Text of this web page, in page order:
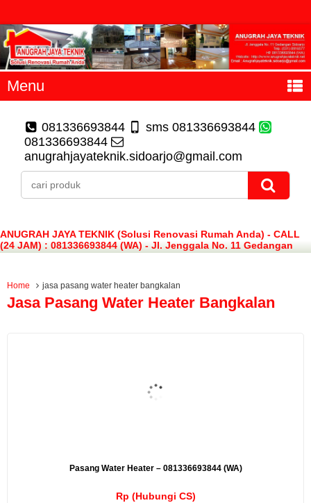
Menu
081336693844
sms 081336693844
081336693844
anugrahjayateknik.sidoarjo@gmail.com
ANUGRAH JAYA TEKNIK (Solusi Renovasi Rumah Anda) - CALL
(24 JAM) : 081336693844 (WA) - Jl. Jenggala No. 11 Gedangan
Sidoarjo
Home jasa pasang water heater bangkalan
Jasa Pasang Water Heater Bangkalan
Pasang Water Heater – 081336693844 (WA)
Rp (Hubungi CS)